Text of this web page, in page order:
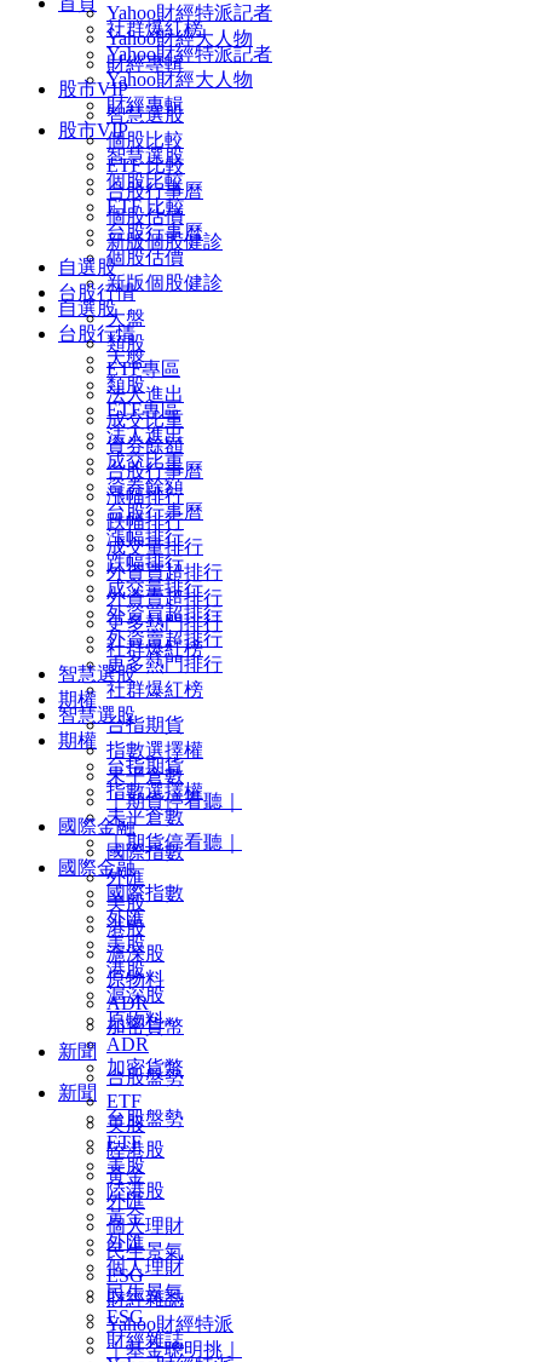
社群爆紅榜
Yahoo財經特派記者
Yahoo財經大人物
財經專輯
股市VIP
智慧選股
個股比較
ETF 比較
台股行事曆
個股估價
新版個股健診
自選股
台股行情
大盤
類股
ETF專區
法人進出
成交比重
資券餘額
台股行事曆
漲幅排行
跌幅排行
成交量排行
外資買超排行
外資賣超排行
更多熱門排行
社群爆紅榜
智慧選股
期權
台指期貨
指數選擇權
未平倉數
｜期貨停看聽｜
國際金融
國際指數
外匯
美股
港股
滬深股
原物料
ADR
加密貨幣
新聞
台股盤勢
ETF
美股
陸港股
黃金
外匯
個人理財
民生景氣
ESG
財經雜誌
Yahoo財經特派記者
Yahoo財經大人物
財經專輯
股市VIP
智慧選股
個股比較
ETF 比較
台股行事曆
個股估價
新版個股健診
自選股
台股行情
大盤
類股
ETF專區
法人進出
成交比重
資券餘額
台股行事曆
漲幅排行
跌幅排行
成交量排行
外資買超排行
外資賣超排行
更多熱門排行
社群爆紅榜
智慧選股
期權
台指期貨
指數選擇權
未平倉數
｜期貨停看聽｜
國際金融
國際指數
外匯
美股
港股
滬深股
原物料
ADR
加密貨幣
新聞
台股盤勢
ETF
美股
陸港股
黃金
外匯
個人理財
民生景氣
ESG
財經雜誌
Yahoo財經特派
｜基金聰明挑｜